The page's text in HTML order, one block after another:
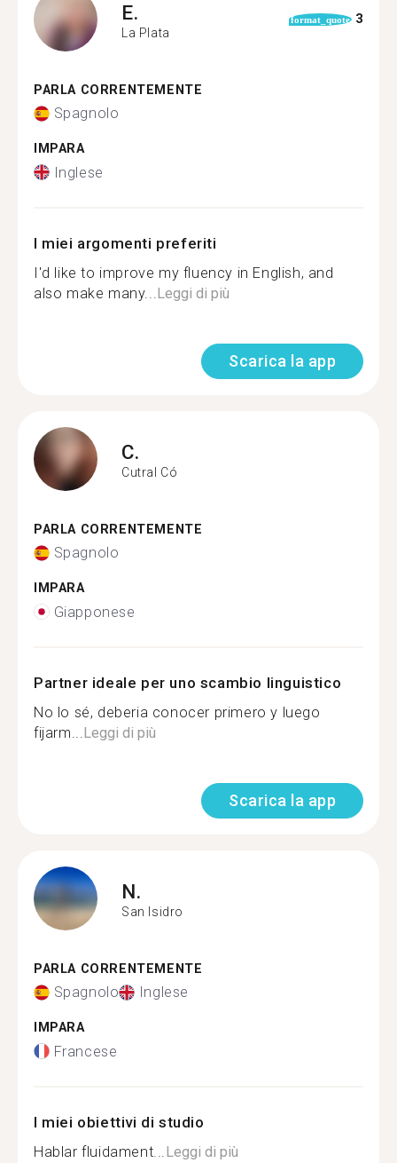
E.
La Plata
format_quote 3
PARLA CORRENTEMENTE
Spagnolo
IMPARA
Inglese
I miei argomenti preferiti
I'd like to improve my fluency in English, and
also make many... Leggi di più
Scarica la app
C.
Cutral Có
PARLA CORRENTEMENTE
Spagnolo
IMPARA
Giapponese
Partner ideale per uno scambio linguistico
No lo sé, deberia conocer primero y luego
fijarm... Leggi di più
Scarica la app
N.
San Isidro
PARLA CORRENTEMENTE
Spagnolo Inglese
IMPARA
Francese
I miei obiettivi di studio
Hablar fluidament... Leggi di più